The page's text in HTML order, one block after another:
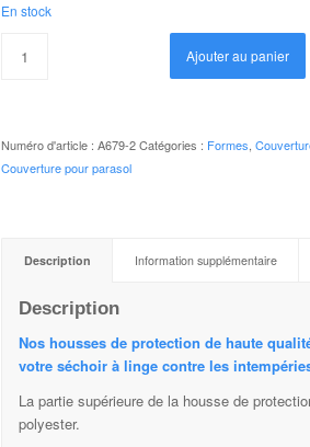
En stock
Ajouter au panier
Numéro d'article : A679-2 Catégories : Formes
Couverture pour parasol
Description Information supplémentaire
Description
Nos housses de protection de haute
votre séchoir à linge contre les
La partie supérieure de la housse de
polyester.